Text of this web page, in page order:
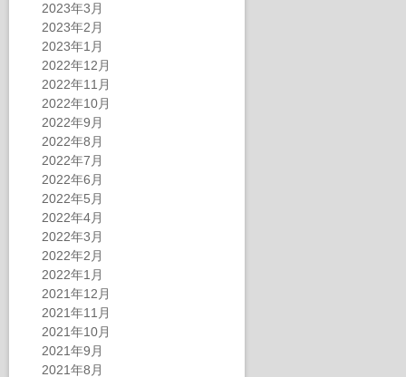
2023年3月
2023年2月
2023年1月
2022年12月
2022年11月
2022年10月
2022年9月
2022年8月
2022年7月
2022年6月
2022年5月
2022年4月
2022年3月
2022年2月
2022年1月
2021年12月
2021年11月
2021年10月
2021年9月
2021年8月